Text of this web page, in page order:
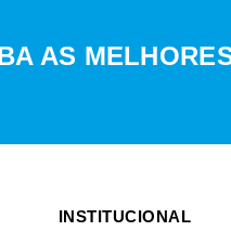
AS
INSTITUCIONAL